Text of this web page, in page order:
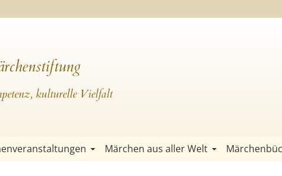
kulturelle Vielfalt
Märchen aus aller Welt